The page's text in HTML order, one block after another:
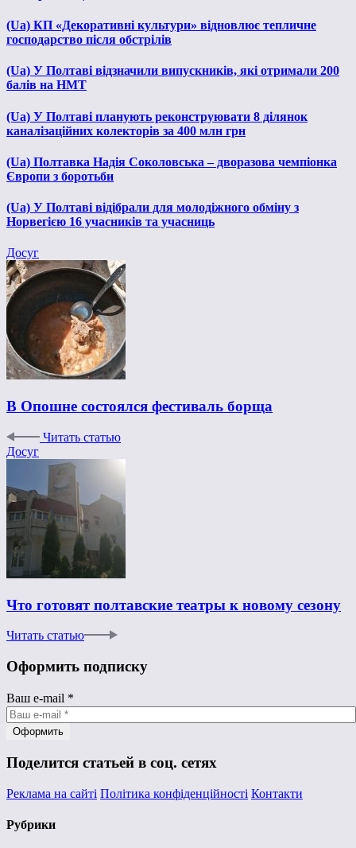
(Ua) КП «Декоративні культури» відновлює тепличне
господарство після обстрілів
(Ua) У Полтаві відзначили випускників, які отримали 200
балів на НМТ
(Ua) У Полтаві планують реконструювати 8 ділянок
каналізаційних колекторів за 400 млн грн
(Ua) Полтавка Надія Соколовська – дворазова чемпіонка
Європи з боротьби
(Ua) У Полтаві відібрали для молодіжного обміну з
Норвегією 16 учасників та учасниць
Досуг
В Опошне состоялся фестиваль борща
Читать статью
Досуг
Что готовят полтавские театры к новому сезону
Читать статью
Оформить подписку
Ваш e-mail *
Поделится статьей в соц. сетях
Реклама на сайті Політика конфіденційності Контакти
Рубрики